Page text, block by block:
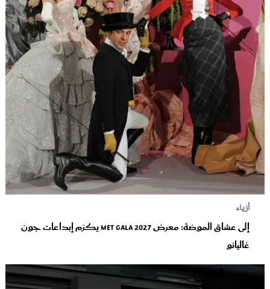
أزياء
إلى عشاق الموضة: معرض Met Gala 2027 يكرّم إبداعات جون
غاليانو